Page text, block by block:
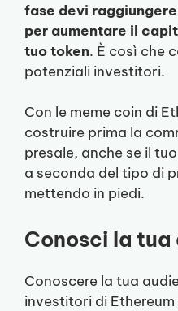
fase devi
per aumentare il
tuo token. È così che
potenziali investitori.
Con le meme coin di
costruire prima la
presale, anche se il
a seconda del tipo di
mettendo in piedi.
Conosci la tua
Conoscere la tua
investitori di